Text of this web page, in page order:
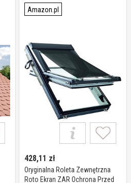
Amazon.pl
428,11 zł
Oryginalna Roleta Zewnętrzna
Roto Ekran ZAR Ochrona Przed